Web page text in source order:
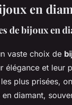
en
de bijoux en
vaste choix de
élégance et leur
plus prisées,
diamant,